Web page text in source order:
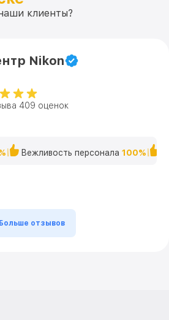
клиенты?
Nikon
409 оценок
Вежливость персонала 100%
Больше отзывов